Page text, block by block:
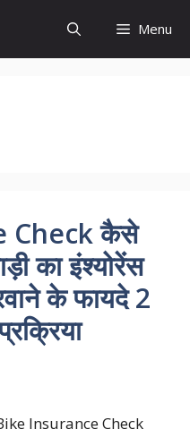
Menu
Check कैसे
का इंश्योरेंस
के फायदे 2
Insurance Check